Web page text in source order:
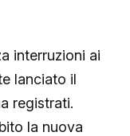
interruzioni ai
lanciato il
registrati.
la nuova